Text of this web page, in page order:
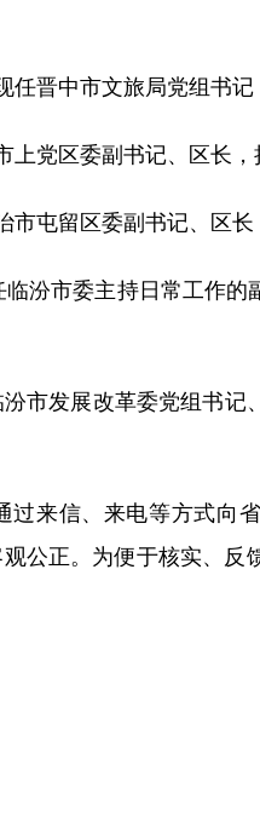
中市文旅局党组书记
区委副书记、区长，
留区委副书记、区长
市委主持日常工作的
发展改革委党组书记
信、来电等方式向省
公正。为便于核实、反